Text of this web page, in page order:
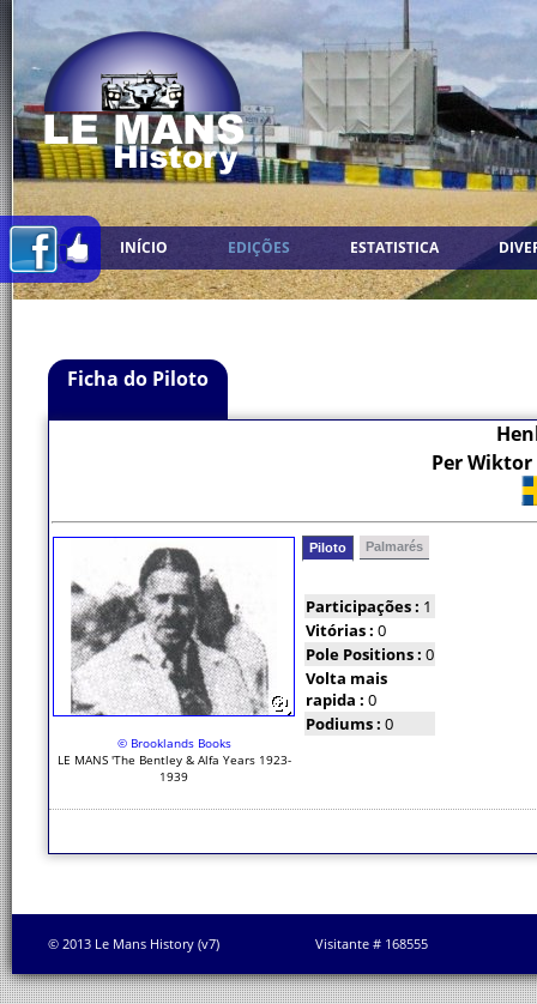
INÍCIO EDIÇÕES ESTATISTICA
Ficha do Piloto
Per
© Brooklands Books
LE MANS 'The Bentley & Alfa Years 1923-
1939
Piloto Palmarés
Participações : 1
Vitórias : 0
Pole Positions : 0
Volta mais
rapida : 0
Podiums : 0
© 2013 Le Mans History (v7) Visitante # 168555